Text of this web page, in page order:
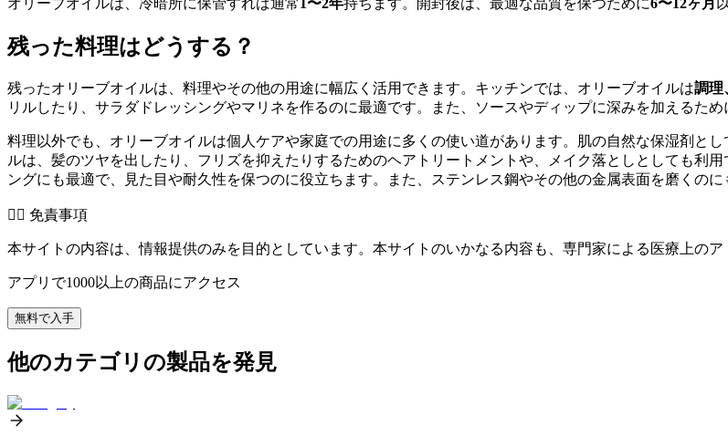
オリーブオイルは、冷暗所に保管すれば通常1〜2年持ちます。開封後は、最適な品質を保つために6〜12ヶ月
残った料理はどうする？
残ったオリーブオイルは、料理やその他の用途に幅広く活用できます。キッチンでは、オリーブオイルは調理
リルしたり、サラダドレッシングやマリネを作るのに最適です。また、ソースやディップに深みを加えるため
料理以外でも、オリーブオイルは個人ケアや家庭での用途に多くの使い道があります。肌の自然な保湿剤と
ルは、髪のツヤを出したり、フリズを抑えたりするためのヘアトリートメントや、メイク落としとしても利
ングにも最適で、見た目や耐久性を保つのに役立ちます。また、ステンレス鋼やその他の金属表面を磨くの
👨‍⚕️️ 免責事項
本サイトの内容は、情報提供のみを目的としています。本サイトのいかなる内容も、専門家による医療上の
アプリで1000以上の商品にアクセス
無料で入手
他のカテゴリの製品を発見